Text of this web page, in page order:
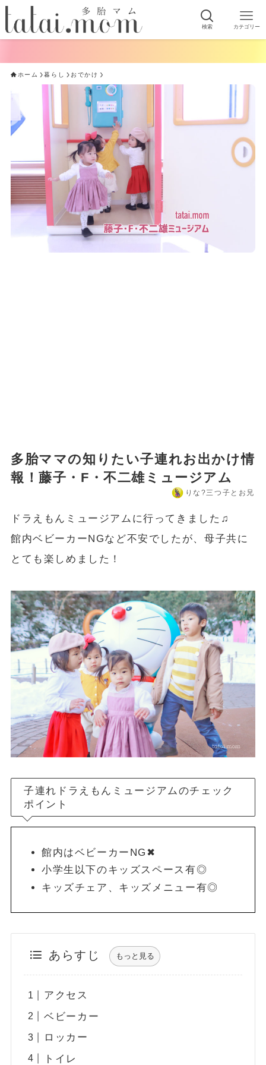
検索 カテゴリー
ホーム 暮らし おでかけ
多胎ママの知りたい子連れお出かけ情
報！藤子・F・不二雄ミュージアム
りな?️三つ子とお兄
ドラえもんミュージアムに行ってきました♫
館内ベビーカーNGなど不安でしたが、母子共に
とても楽しめました！
子連れドラえもんミュージアムのチェック
ポイント
館内はベビーカーNG✖
小学生以下のキッズスペース有◎
キッズチェア、キッズメニュー有◎
あらすじ もっと見る
アクセス
ベビーカー
ロッカー
トイレ